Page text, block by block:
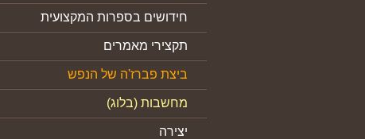
חידושים בספרות המקצועית
תקצירי מאמרים
ביצת פברז'ה של הנפש
מחשבות (בלוג)
יצירה